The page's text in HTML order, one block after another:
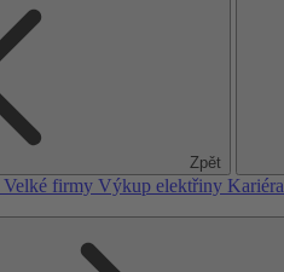
Zpět
Velké firmy Výkup elektřiny Kariéra